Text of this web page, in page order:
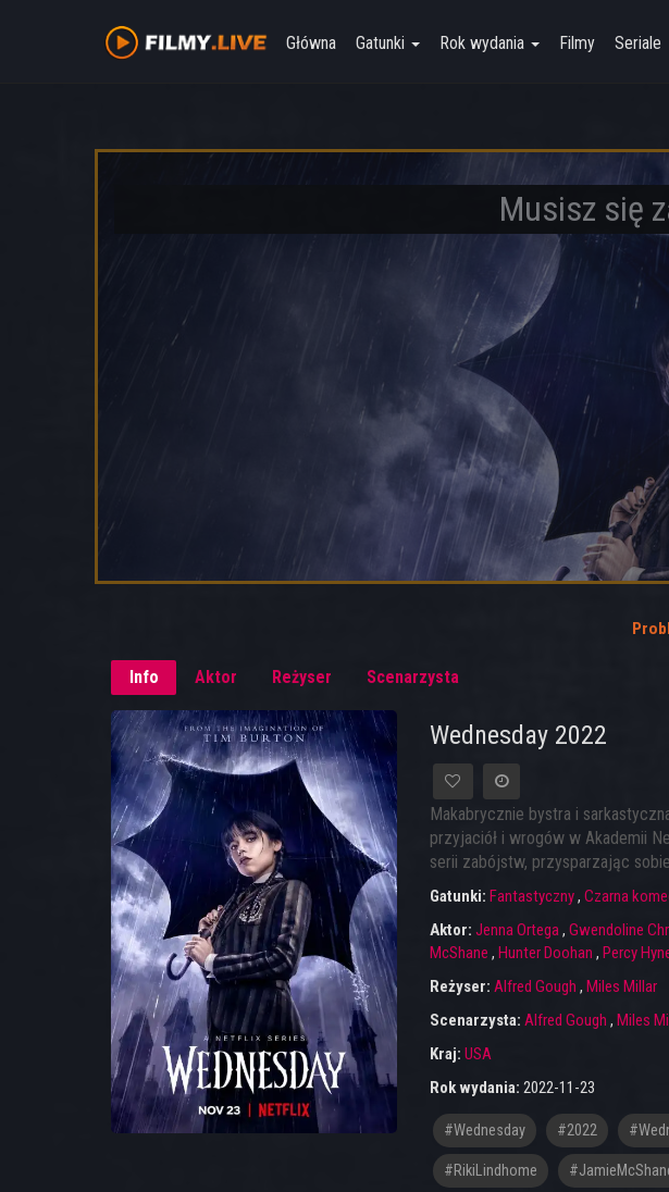
Główna Gatunki Rok wydania Filmy Seriale
Musisz się
Info Aktor Reżyser Scenarzysta
Wednesday 2022
Makabrycznie bystra i
przyjaciół i wrogów w Akademii
serii zabójstw, przysparzając
Gatunki: Fantastyczny, Czarna
Aktor: Jenna Ortega, Gwendoline
McShane , Hunter Doohan , Percy
Reżyser: Alfred Gough , Miles Millar
Scenarzysta: Alfred Gough , Miles
Kraj: USA
Rok wydania: 2022-11-23
#wednesday #2022
#RikiLindhome